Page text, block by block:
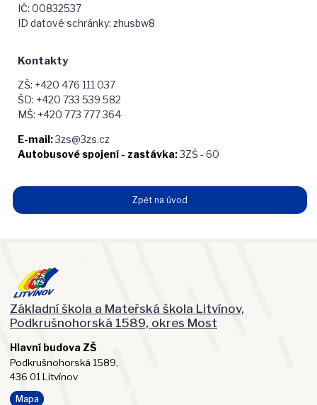
IČ: 00832537
ID datové schránky: zhusbw8
Kontakty
ZŠ: +420 476 111 037
ŠD: +420 733 539 582
MŠ: +420 773 777 364
E-mail:3zs@3zs.cz
Autobusové spojení - zastávka:3ZŠ - 60
Zpět na úvod
Základní škola a Mateřská škola Litvínov,
Podkrušnohorská 1589, okres Most
Hlavní budova ZŠ
Podkrušnohorská 1589,
436 01 Litvínov
Mapa